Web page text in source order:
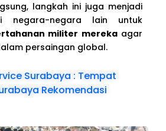
langkah ini juga menjadi
negara-negara lain untuk
militer merekaagar
persaingan global.
Surabaya : Tempat
Rekomendasi